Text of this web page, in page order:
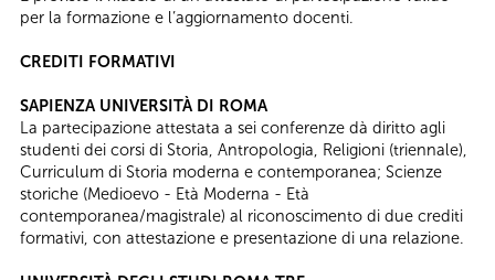
per la formazione e l’aggiornamento docenti.
CREDITI FORMATIVI
SAPIENZA UNIVERSITÀ DI ROMA
La partecipazione attestata a sei conferenze dà diritto agli
studenti dei corsi di Storia, Antropologia, Religioni (triennale),
Curriculum di Storia moderna e contemporanea; Scienze
storiche (Medioevo - Età Moderna - Età
contemporanea/magistrale) al riconoscimento di due crediti
formativi, con attestazione e presentazione di una relazione.